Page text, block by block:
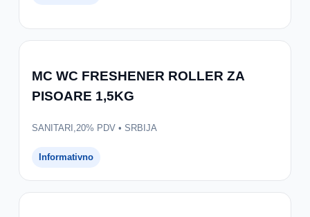
MC WC FRESHENER ROLLER ZA
PISOARE 1,5KG
SANITARI,20% PDV • SRBIJA
Informativno